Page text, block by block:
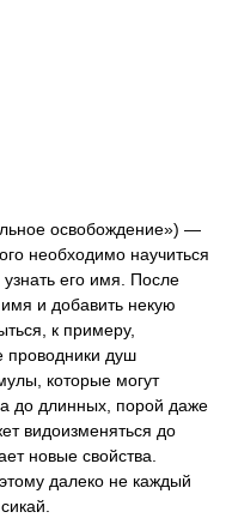
освобождение») —
необходимо научиться
узнать его имя. После
и добавить некую
к примеру,
проводники душ
которые могут
до длинных, порой даже
видоизменяться до
новые свойства.
далеко не каждый